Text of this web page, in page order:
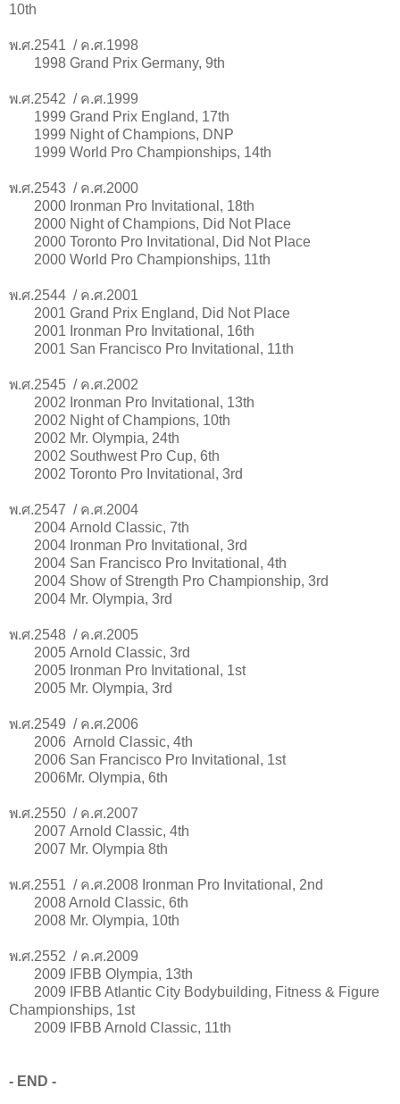
10th
พ.ศ.2541 / ค.ศ.1998
1998 Grand Prix Germany, 9th
พ.ศ.2542 / ค.ศ.1999
1999 Grand Prix England, 17th
1999 Night of Champions, DNP
1999 World Pro Championships, 14th
พ.ศ.2543 / ค.ศ.2000
2000 Ironman Pro Invitational, 18th
2000 Night of Champions, Did Not Place
2000 Toronto Pro Invitational, Did Not Place
2000 World Pro Championships, 11th
พ.ศ.2544 / ค.ศ.2001
2001 Grand Prix England, Did Not Place
2001 Ironman Pro Invitational, 16th
2001 San Francisco Pro Invitational, 11th
พ.ศ.2545 / ค.ศ.2002
2002 Ironman Pro Invitational, 13th
2002 Night of Champions, 10th
2002 Mr. Olympia, 24th
2002 Southwest Pro Cup, 6th
2002 Toronto Pro Invitational, 3rd
พ.ศ.2547 / ค.ศ.2004
2004 Arnold Classic, 7th
2004 Ironman Pro Invitational, 3rd
2004 San Francisco Pro Invitational, 4th
2004 Show of Strength Pro Championship, 3rd
2004 Mr. Olympia, 3rd
พ.ศ.2548 / ค.ศ.2005
2005 Arnold Classic, 3rd
2005 Ironman Pro Invitational, 1st
2005 Mr. Olympia, 3rd
พ.ศ.2549 / ค.ศ.2006
2006 Arnold Classic, 4th
2006 San Francisco Pro Invitational, 1st
2006Mr. Olympia, 6th
พ.ศ.2550 / ค.ศ.2007
2007 Arnold Classic, 4th
2007 Mr. Olympia 8th
พ.ศ.2551 / ค.ศ.2008 Ironman Pro Invitational, 2nd
2008 Arnold Classic, 6th
2008 Mr. Olympia, 10th
พ.ศ.2552 / ค.ศ.2009
2009
IFBB Olympia, 13th
2009 IFBB Atlantic City Bodybuilding, Fitness & Figure
Championships, 1st
2009 IFBB Arnold Classic, 11th
- END -